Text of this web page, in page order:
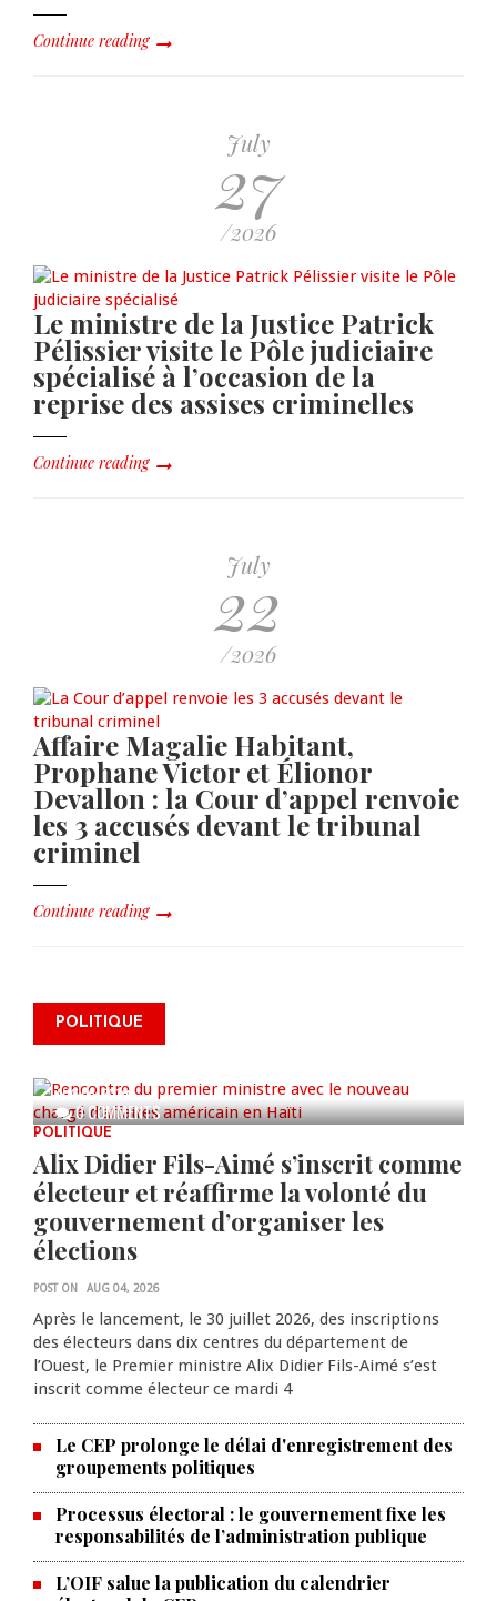
Continue reading
July
27
/2026
Le ministre de la Justice Patrick
Pélissier visite le Pôle judiciaire
spécialisé à l’occasion de la
reprise des assises criminelles
Continue reading
July
22
/2026
Affaire Magalie Habitant,
Prophane Victor et Élionor
Devallon : la Cour d’appel renvoie
les 3 accusés devant le tribunal
criminel
Continue reading
POLITIQUE
0 COMMENTS
rencontre du premier ministre
avec le nouveau chargé d’affaires
AUG 06, 2026
POLITIQUE
Alix Didier Fils-Aimé s’inscrit comme
électeur et réaffirme la volonté du
gouvernement d’organiser les
élections
POST ON AUG 04, 2026
Après le lancement, le 30 juillet 2026, des inscriptions
des électeurs dans dix centres du département de
l’Ouest, le Premier ministre Alix Didier Fils-Aimé s’est
inscrit comme électeur ce mardi 4
Le CEP prolonge le délai d'enregistrement des
groupements politiques
Processus électoral : le gouvernement fixe les
responsabilités de l’administration publique
L’OIF salue la publication du calendrier